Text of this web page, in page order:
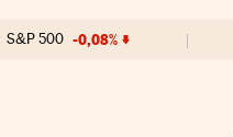
S&P 500 -0,08%